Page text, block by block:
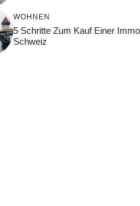
WOHNEN
5 Schritte Zum Kauf Einer
Schweiz